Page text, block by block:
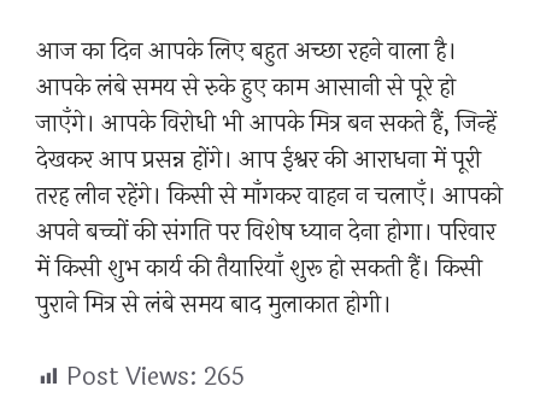
आज का दिन आपके लिए बहुत अच्छा रहने वाला है।
आपके लंबे समय से रुके हुए काम आसानी से पूरे हो
जाएँगे। आपके विरोधी भी आपके मित्र बन सकते हैं, जिन्हें
देखकर आप प्रसन्न होंगे। आप ईश्वर की आराधना में पूरी
तरह लीन रहेंगे। किसी से माँगकर वाहन न चलाएँ। आपको
अपने बच्चों की संगति पर विशेष ध्यान देना होगा। परिवार
में किसी शुभ कार्य की तैयारियाँ शुरू हो सकती हैं। किसी
पुराने मित्र से लंबे समय बाद मुलाकात होगी।
Post Views: 265